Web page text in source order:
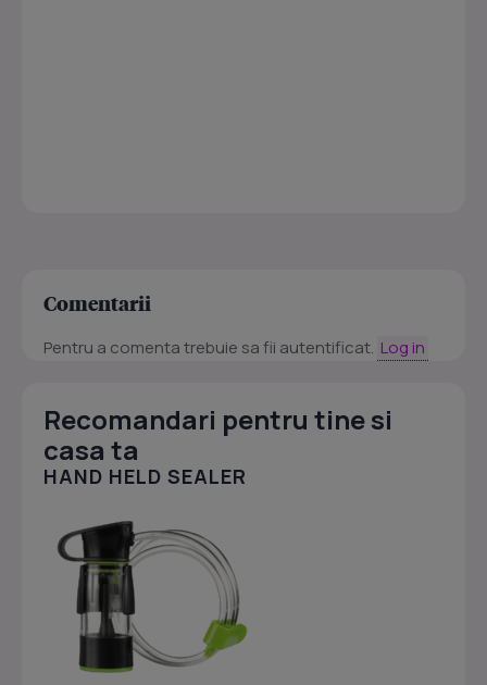
Comentarii
Pentru a comenta trebuie sa fii autentificat. Log in
Recomandari pentru tine si
casa ta
HAND HELD SEALER